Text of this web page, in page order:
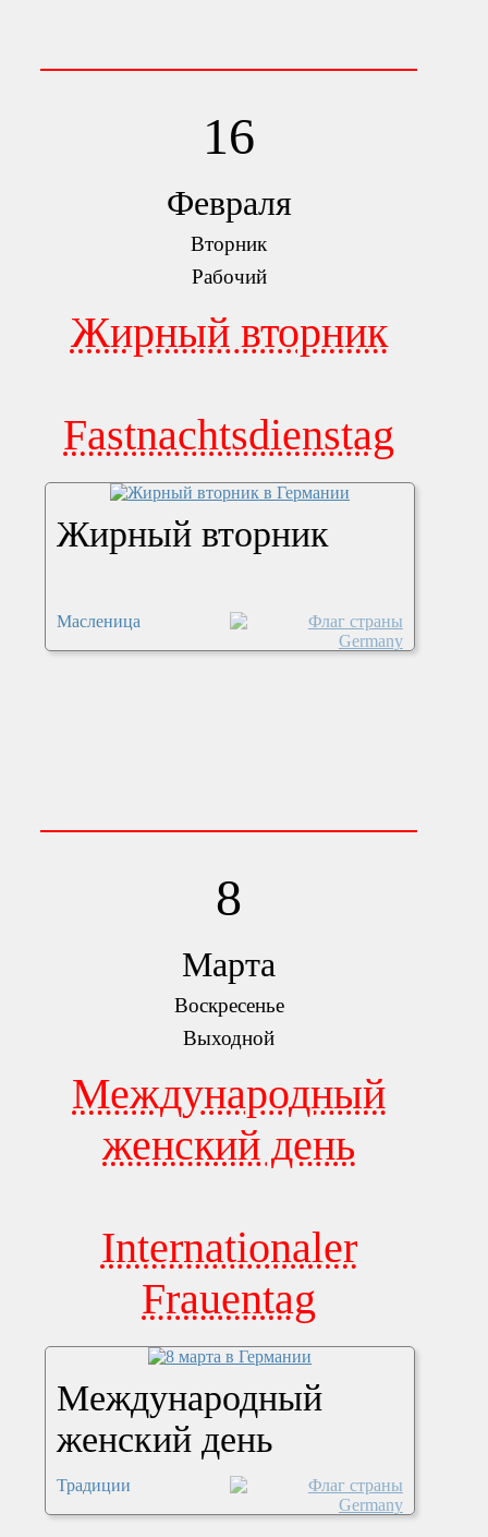
16
Февраля
Вторник
Рабочий
Жирный вторник
Fastnachtsdienstag
Жирный вторник
Масленица
8
Марта
Воскресенье
Выходной
Международный
женский день
Internationaler
Frauentag
Международный
женский день
Традиции